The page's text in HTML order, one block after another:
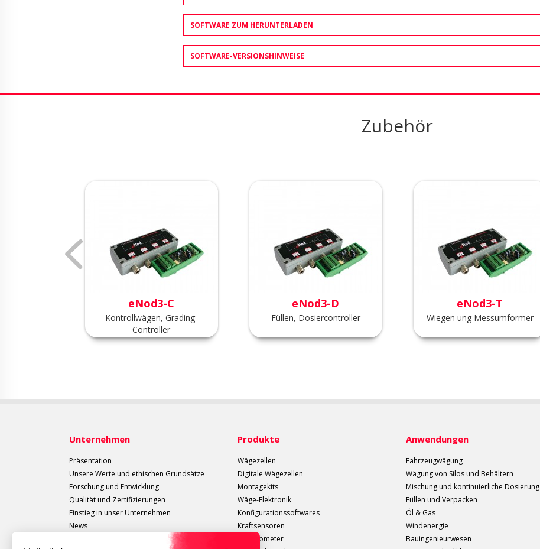
SOFTWARE ZUM HERUNTERLADEN
SOFTWARE-VERSIONSHINWEISE
Zubehör
eNod3-C
Kontrollwägen, Grading-
Controller
eNod3-D
Füllen, Dosiercontroller
eNod3-T
Wiegen ung Messumformer
Unternehmen
Präsentation
Unsere Werte und ethischen Grundsätze
Forschung und Entwicklung
Qualität und Zertifizierungen
Einstieg in unser Unternehmen
News
Produkte
Wägezellen
Digitale Wägezellen
Montagekits
Wäge-Elektronik
Konfigurationssoftwares
Kraftsensoren
Extensometer
Anwendungen
Fahrzeugwägung
Wägung von Silos und Behältern
Mischung und kontinuierliche Dosierung
Füllen und Verpacken
Öl & Gas
Windenergie
Bauingenieurwesen